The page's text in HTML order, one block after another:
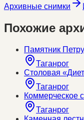
Архивные снимки
Похожие
Памятник
Таганрог
Столовая
Таганрог
Коммерческое
Таганрог